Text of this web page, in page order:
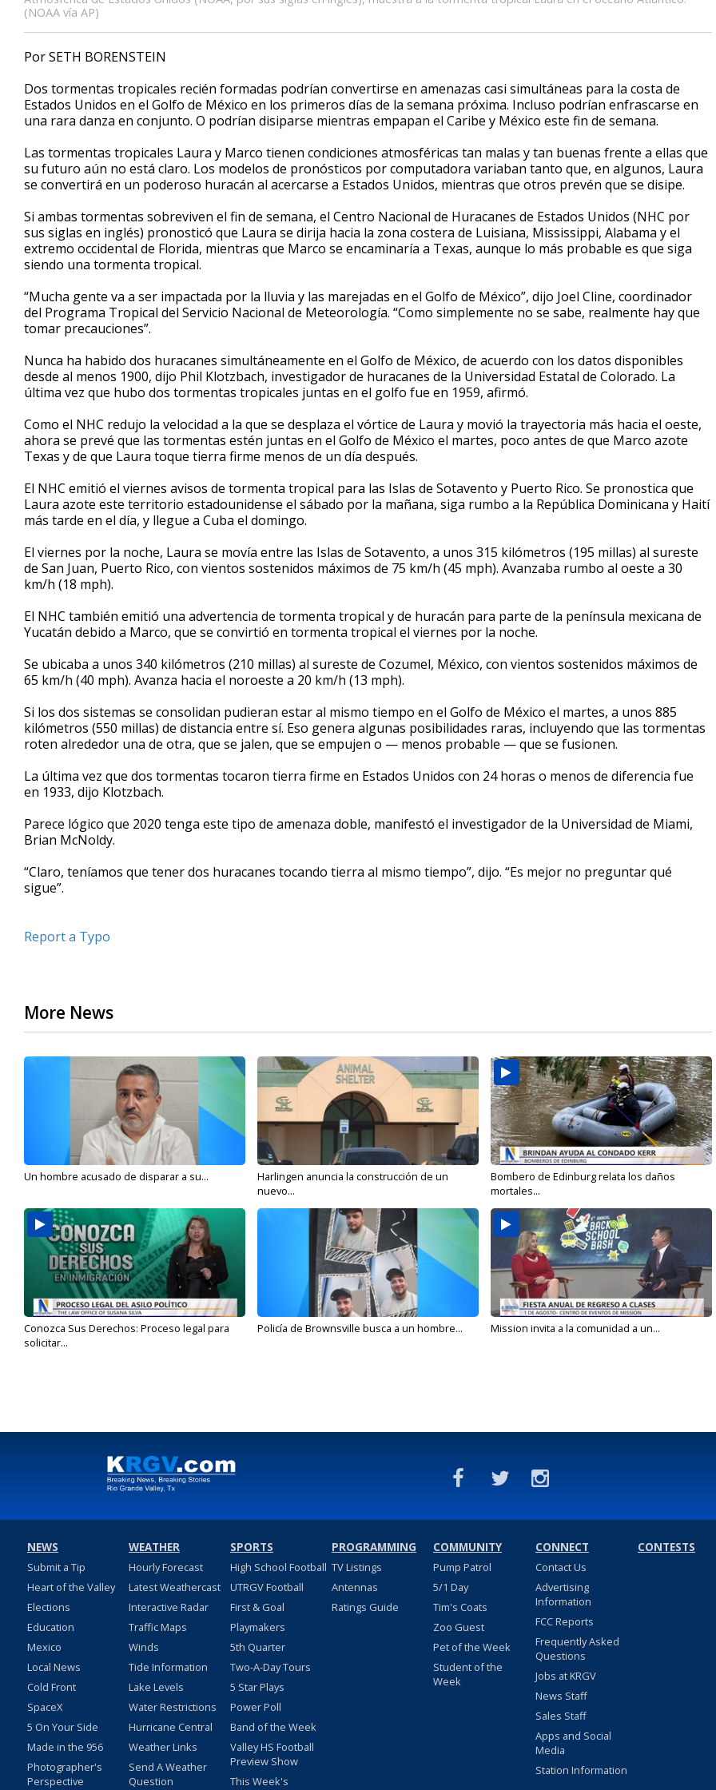
(NOAA vía AP)
Por SETH BORENSTEIN
Dos tormentas tropicales recién formadas podrían convertirse en amenazas casi simultáneas para la costa de
Estados Unidos en el Golfo de México en los primeros días de la semana próxima. Incluso podrían enfrascarse en
una rara danza en conjunto. O podrían disiparse mientras empapan el Caribe y México este fin de semana.
Las tormentas tropicales Laura y Marco tienen condiciones atmosféricas tan malas y tan buenas frente a ellas que
su futuro aún no está claro. Los modelos de pronósticos por computadora variaban tanto que, en algunos, Laura
se convertirá en un poderoso huracán al acercarse a Estados Unidos, mientras que otros prevén que se disipe.
Si ambas tormentas sobreviven el fin de semana, el Centro Nacional de Huracanes de Estados Unidos (NHC por
sus siglas en inglés) pronosticó que Laura se dirija hacia la zona costera de Luisiana, Mississippi, Alabama y el
extremo occidental de Florida, mientras que Marco se encaminaría a Texas, aunque lo más probable es que siga
siendo una tormenta tropical.
“Mucha gente va a ser impactada por la lluvia y las marejadas en el Golfo de México”, dijo Joel Cline, coordinador
del Programa Tropical del Servicio Nacional de Meteorología. “Como simplemente no se sabe, realmente hay que
tomar precauciones”.
Nunca ha habido dos huracanes simultáneamente en el Golfo de México, de acuerdo con los datos disponibles
desde al menos 1900, dijo Phil Klotzbach, investigador de huracanes de la Universidad Estatal de Colorado. La
última vez que hubo dos tormentas tropicales juntas en el golfo fue en 1959, afirmó.
Como el NHC redujo la velocidad a la que se desplaza el vórtice de Laura y movió la trayectoria más hacia el oeste,
ahora se prevé que las tormentas estén juntas en el Golfo de México el martes, poco antes de que Marco azote
Texas y de que Laura toque tierra firme menos de un día después.
El NHC emitió el viernes avisos de tormenta tropical para las Islas de Sotavento y Puerto Rico. Se pronostica que
Laura azote este territorio estadounidense el sábado por la mañana, siga rumbo a la República Dominicana y Haití
más tarde en el día, y llegue a Cuba el domingo.
El viernes por la noche, Laura se movía entre las Islas de Sotavento, a unos 315 kilómetros (195 millas) al sureste
de San Juan, Puerto Rico, con vientos sostenidos máximos de 75 km/h (45 mph). Avanzaba rumbo al oeste a 30
km/h (18 mph).
El NHC también emitió una advertencia de tormenta tropical y de huracán para parte de la península mexicana de
Yucatán debido a Marco, que se convirtió en tormenta tropical el viernes por la noche.
Se ubicaba a unos 340 kilómetros (210 millas) al sureste de Cozumel, México, con vientos sostenidos máximos de
65 km/h (40 mph). Avanza hacia el noroeste a 20 km/h (13 mph).
Si los dos sistemas se consolidan pudieran estar al mismo tiempo en el Golfo de México el martes, a unos 885
kilómetros (550 millas) de distancia entre sí. Eso genera algunas posibilidades raras, incluyendo que las tormentas
roten alrededor una de otra, que se jalen, que se empujen o — menos probable — que se fusionen.
La última vez que dos tormentas tocaron tierra firme en Estados Unidos con 24 horas o menos de diferencia fue
en 1933, dijo Klotzbach.
Parece lógico que 2020 tenga este tipo de amenaza doble, manifestó el investigador de la Universidad de Miami,
Brian McNoldy.
“Claro, teníamos que tener dos huracanes tocando tierra al mismo tiempo”, dijo. “Es mejor no preguntar qué
sigue”.
Report a Typo
More News
Un hombre acusado de disparar a su...
Harlingen anuncia la construcción de un
nuevo...
Bombero de Edinburg relata los daños
mortales...
Conozca Sus Derechos: Proceso legal para
solicitar...
Policía de Brownsville busca a un hombre... Mission invita a la comunidad a un...
NEWS
Submit a Tip
Heart of the Valley
Elections
Education
Mexico
Local News
Cold Front
SpaceX
5 On Your Side
Made in the 956
Photographer's
Perspective
WEATHER
Hourly Forecast
Latest Weathercast
Interactive Radar
Traffic Maps
Winds
Tide Information
Lake Levels
Water Restrictions
Hurricane Central
Weather Links
Send A Weather
Question
SPORTS
High School Football
UTRGV Football
First & Goal
Playmakers
5th Quarter
Two-A-Day Tours
5 Star Plays
Power Poll
Band of the Week
Valley HS Football
Preview Show
This Week's
PROGRAMMING
TV Listings
Antennas
Ratings Guide
COMMUNITY
Pump Patrol
5/1 Day
Tim's Coats
Zoo Guest
Pet of the Week
Student of the
Week
CONNECT
Contact Us
Advertising
Information
FCC Reports
Frequently Asked
Questions
Jobs at KRGV
News Staff
Sales Staff
Apps and Social
Media
Station Information
CONTESTS